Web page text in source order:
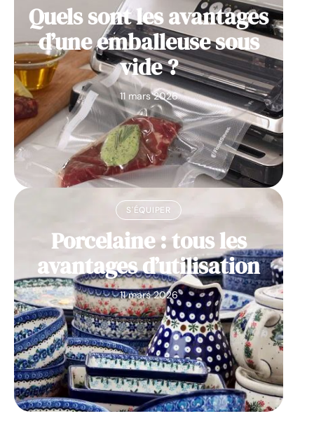
Quels sont les avantages
d’une emballeuse sous
vide ?
11 mars 2026
S'ÉQUIPER
Porcelaine : tous les
avantages d’utilisation
11 mars 2026